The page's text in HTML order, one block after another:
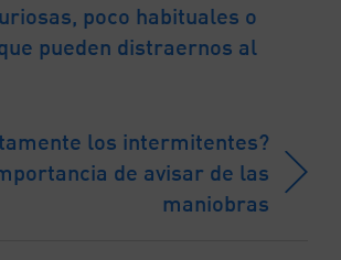
poco habituales o
pueden distraernos al
los intermitentes?
de avisar de las
maniobras